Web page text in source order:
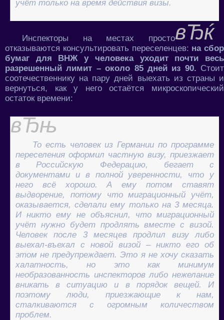
учёт только на время действия визы.
Инспекторы на местах просто
отказываются консультировать переселенцев: на сбор
бумаг для ВНЖ у человека уходит почти весь
разрешенный лимит – около 85 дней из 90. Стоит
соотечественнику на пару дней выехать из страны и
вернуться, как у него остаётся микроскопический
остаток времени:
То есть человек из Германии по программе
переселения оформил частную визу, приезжает
в Российскую Федерацию, бегает с
документами и в полной уверенности, что у
него всё хорошо. А ему потом ставят
выдворение, потому что миграционный учёт,
оказывается, сделали ему только на 3 месяца.
И никто ему не объяснил, что миграционный
учёт нужно будет продлять вместе с визой.
Человек после 3 месяцев продлил визу либо
выехал-въехал с новой визой – никто его об
этом не предупреждает. Это я не хочу сказать
халатность, но это как минимум
необразованность инспекторов либо нежелание
вникать в ситуацию и в порядок вещей. И
поэтому люди, приезжающие к нам,
сталкиваются с огромным количеством
проблем.